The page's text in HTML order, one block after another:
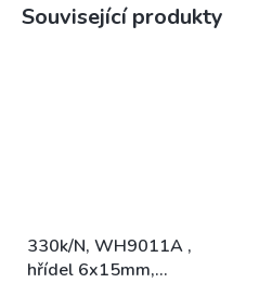
Související produkty
330k/N, WH9011A ,
hřídel 6x15mm,